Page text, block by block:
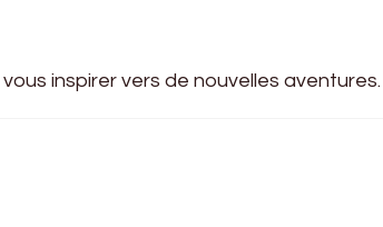
inspirer vers de nouvelles aventures.